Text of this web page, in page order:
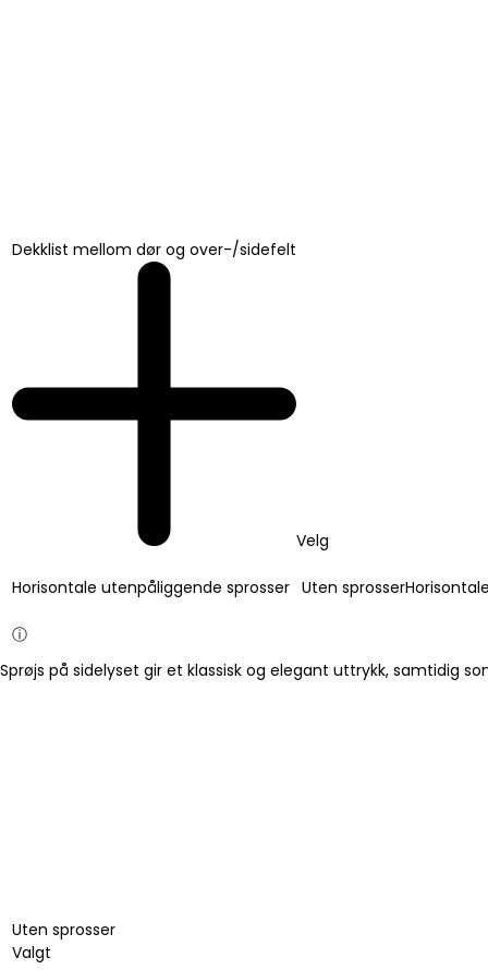
Dekklist mellom dør og over-/sidefelt
Velg
Horisontale utenpåliggende sprosser Uten sprosser
ⓘ
Sprøjs på sidelyset gir et klassisk og elegant uttrykk, samtidig
Uten sprosser
Valgt